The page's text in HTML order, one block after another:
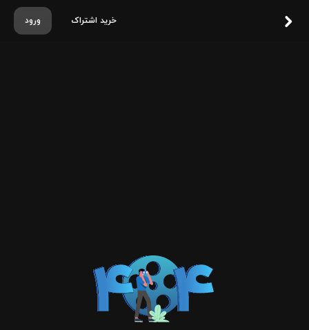
ورود خرید اشتراک